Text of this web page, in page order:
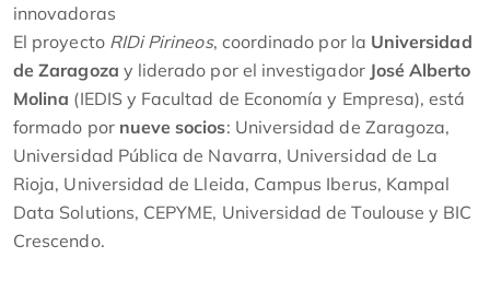
innovadoras
El proyecto RIDi Pirineos, coordinado por la Universidad
de Zaragoza y liderado por el investigador José Alberto
Molina (IEDIS y Facultad de Economía y Empresa), está
formado por nueve socios: Universidad de Zaragoza,
Universidad Pública de Navarra, Universidad de La
Rioja, Universidad de Lleida, Campus Iberus, Kampal
Data Solutions, CEPYME, Universidad de Toulouse y BIC
Crescendo.